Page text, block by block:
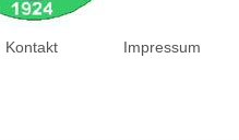
Kontakt Impressum